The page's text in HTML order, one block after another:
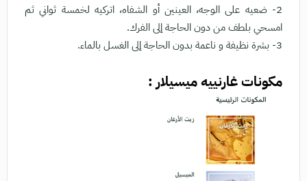
2- ضعيه على الوجه، العينين أو الشفاه، اتركيه لخمسة ثواني ثم
امسحي بلطف من دون الحاجة إلى الفرك.
3- بشرة نظيفة و ناعمة بدون الحاجة إلى الغسل بالماء.
مكونات غارنييه ميسيلار :